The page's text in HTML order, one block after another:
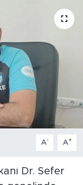
A- A+
Dr. Sefer